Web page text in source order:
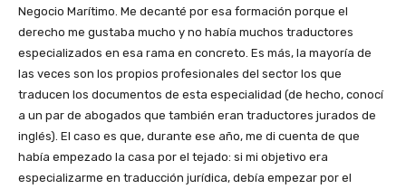
Negocio Marítimo. Me decanté por esa formación porque el
derecho me gustaba mucho y no había muchos traductores
especializados en esa rama en concreto. Es más, la mayoría de
las veces son los propios profesionales del sector los que
traducen los documentos de esta especialidad (de hecho, conocí
a un par de abogados que también eran traductores jurados de
inglés). El caso es que, durante ese año, me di cuenta de que
había empezado la casa por el tejado: si mi objetivo era
especializarme en traducción jurídica, debía empezar por el